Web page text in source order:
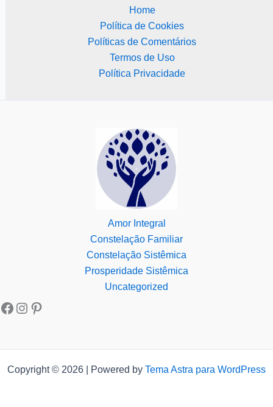
Home
Política de Cookies
Políticas de Comentários
Termos de Uso
Política Privacidade
Amor Integral
Constelação Familiar
Constelação Sistêmica
Prosperidade Sistêmica
Uncategorized
Copyright © 2026 | Powered by Tema Astra para WordPress